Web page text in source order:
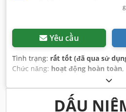
Yêu cầu
Tình trạng: rất tốt (đã qua sử
Chức năng: hoạt động hoàn toàn,
DẤU